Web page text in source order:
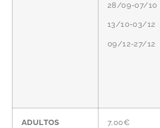
28/09-07/10
13/10-03/12
09/12-27/12
ADULTOS 7,00€